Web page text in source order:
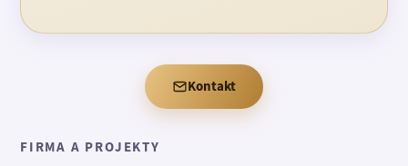
Kontakt
FIRMA A PROJEKTY